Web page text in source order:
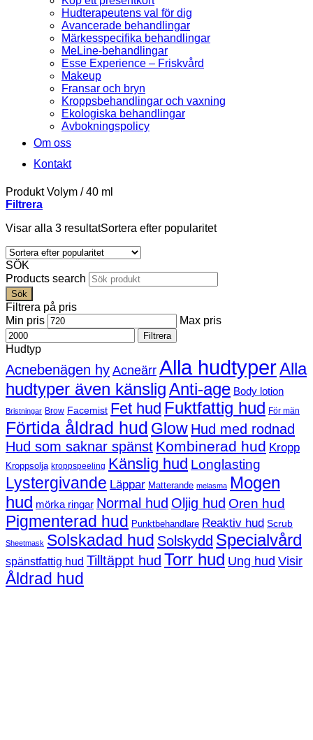
Hudterapeutens val för dig
Avancerade behandlingar
Märkesspecifika behandlingar
MeLine-behandlingar
Esse Experience – Friskvård
Makeup
Fransar och bryn
Kroppsbehandlingar och vaxning
Ekologiska behandlingar
Avbokningspolicy
Om oss
Kontakt
Produkt Volym /40 ml
Filtrera
Visar alla 3 resultatSortera efter popularitet
SÖK
Products search
Sök
Filtrera på pris
Min pris
Max pris
Filtrera
Hudtyp
Acnebenägen hy Acneärr Alla hudtyperAlla
hudtyper även känsligAnti-age Body lotion
Bristningar Brow Facemist Fet hud Fuktfattig hud För män
Förtida åldrad hud Glow Hud med rodnad
Hud som saknar spänst Kombinerad hud Kropp
Kroppsolja kroppspeeling Känslig hud Longlasting
Lystergivande Läppar Matterande melasma Mogen
hud mörka ringar Normal hud Oljig hud Oren hud
Pigmenterad hud Punktbehandlare Reaktiv hud Scrub
Sheetmask Solskadad hud Solskydd Specialvård
spänstfattig hud Tilltäppt hud Torr hud Ung hud Visir
Åldrad hud